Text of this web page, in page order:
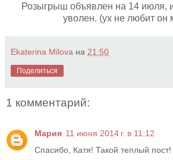
Розыгрыш объявлен на 14 июля,
уволен. (ух не любит он
Ekaterina Milova на 21:50
Поделиться
1 комментарий:
Мария 11 июня 2014 г. в 11:12
Спасибо, Катя! Такой теплый